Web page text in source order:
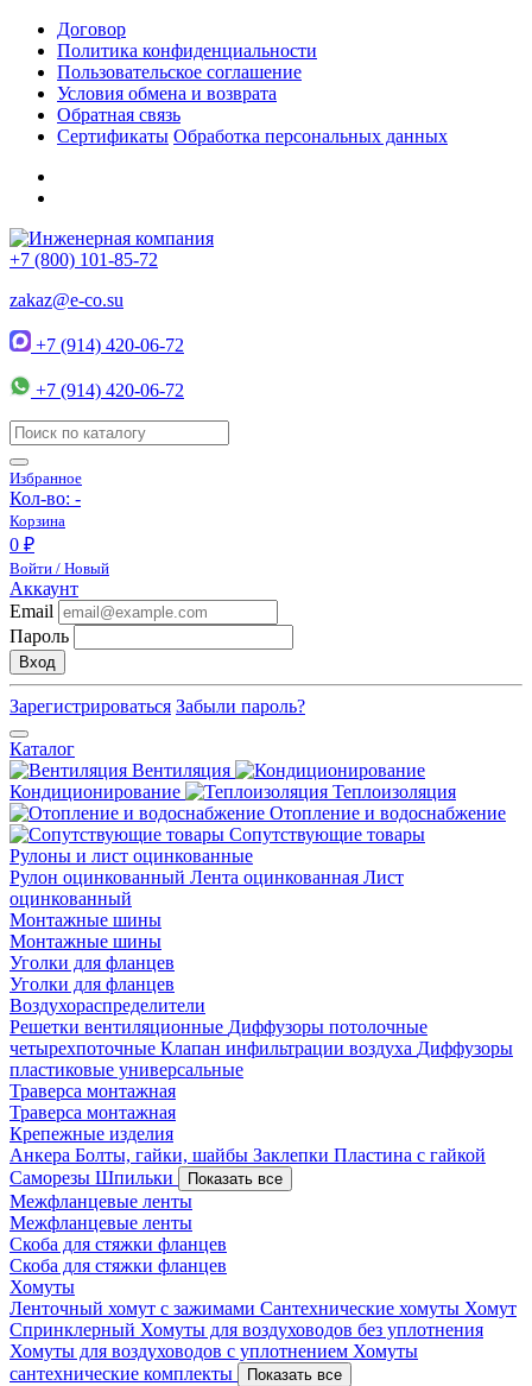
Договор
Политика конфиденциальности
Пользовательское соглашение
Условия обмена и возврата
Обратная связь
Сертификаты Обработка персональных данных
+7 (800) 101-85-72
zakaz@e-co.su
+7 (914) 420-06-72
+7 (914) 420-06-72
Избранное
Кол-во: -
Корзина
0 ₽
Войти / Новый
Аккаунт
Email
Пароль
Вход
Зарегистрироваться Забыли пароль?
Каталог
Вентиляция
Кондиционирование
Теплоизоляция
Отопление и водоснабжение
Сопутствующие товары
Рулоны и лист оцинкованные
Рулон оцинкованный Лента оцинкованная Лист
оцинкованный
Монтажные шины
Монтажные шины
Уголки для фланцев
Уголки для фланцев
Воздухораспределители
Решетки вентиляционные Диффузоры потолочные
четырехпоточные Клапан инфильтрации воздуха Диффузоры
пластиковые универсальные
Траверса монтажная
Траверса монтажная
Крепежные изделия
Анкера Болты, гайки, шайбы Заклепки Пластина с гайкой
Саморезы Шпильки Показать все
Межфланцевые ленты
Межфланцевые ленты
Скоба для стяжки фланцев
Скоба для стяжки фланцев
Хомуты
Ленточный хомут с зажимами Сантехнические хомуты Хомут
Спринклерный Хомуты для воздуховодов без уплотнения
Хомуты для воздуховодов с уплотнением Хомуты
сантехнические комплекты
Показать все